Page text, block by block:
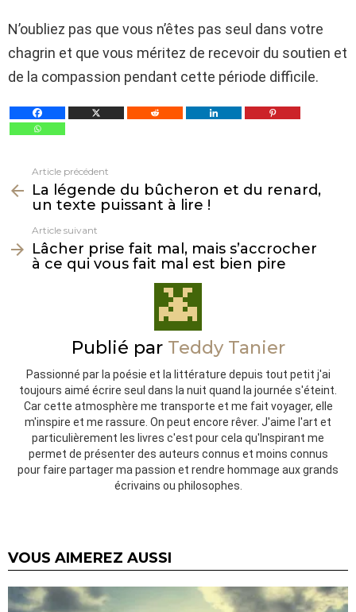
N’oubliez pas que vous n’êtes pas seul dans votre
chagrin et que vous méritez de recevoir du soutien et
de la compassion pendant cette période difficile.
plus
Article précédent
La légende du bûcheron et du renard,
un texte puissant à lire !
Article suivant
Lâcher prise fait mal, mais s’accrocher
à ce qui vous fait mal est bien pire
Publié par Teddy Tanier
Passionné par la poésie et la littérature depuis tout petit j'ai
toujours aimé écrire seul dans la nuit quand la journée s'éteint.
Car cette atmosphère me transporte et me fait voyager, elle
m'inspire et me rassure. On peut encore rêver. J'aime l'art et
particulièrement les livres c'est pour cela qu'Inspirant me
permet de présenter des auteurs connus et moins connus
pour faire partager ma passion et rendre hommage aux grands
écrivains ou philosophes.
VOUS AIMEREZ AUSSI